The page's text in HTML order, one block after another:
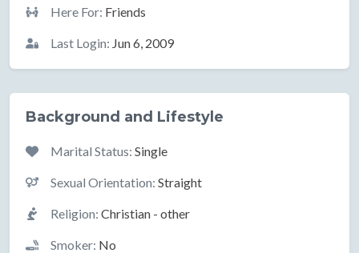
Here For: Friends
Last Login: Jun 6, 2009
Background and Lifestyle
Marital Status: Single
Sexual Orientation: Straight
Religion: Christian - other
Smoker: No